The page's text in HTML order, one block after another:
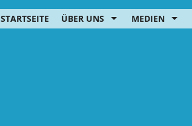
STARTSEITE ÜBER UNS MEDIEN